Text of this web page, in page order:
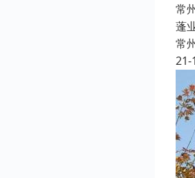
常
蓬
常
21-